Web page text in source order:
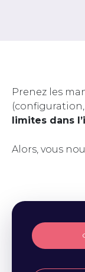
Prenez les
limites dans
Alors, vous